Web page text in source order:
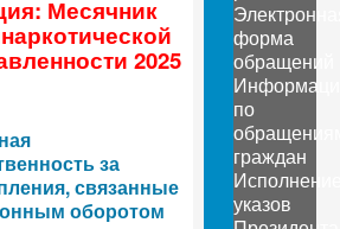
Месячник
2025
за
связанные
оборотом
форма
обращений
по
граждан
указов